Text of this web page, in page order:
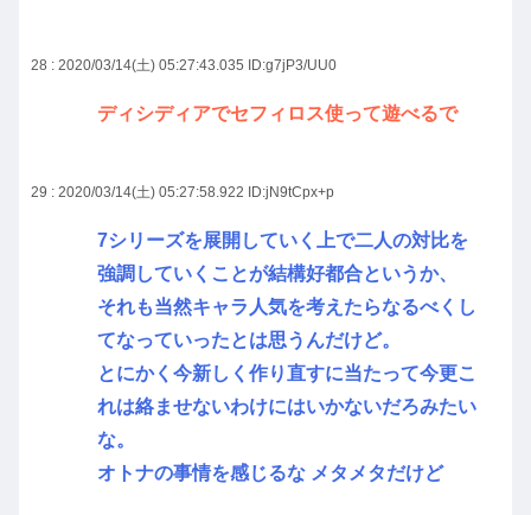
28 : 2020/03/14(土) 05:27:43.035 ID:g7jP3/UU0
ディシディアでセフィロス使って遊べるで
29 : 2020/03/14(土) 05:27:58.922 ID:jN9tCpx+p
7シリーズを展開していく上で二人の対比を
強調していくことが結構好都合というか、
それも当然キャラ人気を考えたらなるべくし
てなっていったとは思うんだけど。
とにかく今新しく作り直すに当たって今更こ
れは絡ませないわけにはいかないだろみたい
な。
オトナの事情を感じるな メタメタだけど